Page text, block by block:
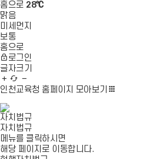
홈으로 28℃
맑음
미세먼지
보통
홈으로
로그인
글자크기
글
자
대
새
로 자
인천교육청 홈페이지 모아보기
자치법규
자치법규
메뉴를 클릭하시면
해당 페이지로 이동합니다.